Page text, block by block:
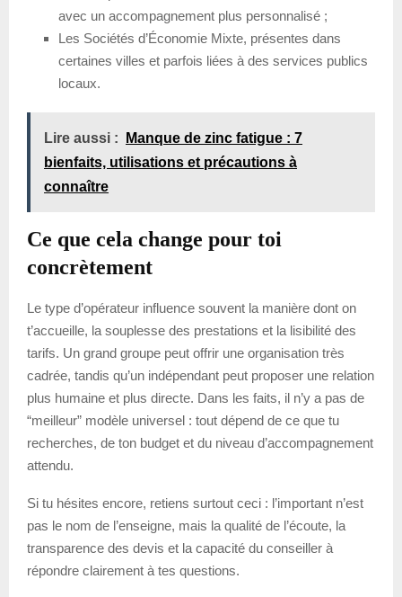
avec un accompagnement plus personnalisé ;
Les Sociétés d’Économie Mixte, présentes dans
certaines villes et parfois liées à des services publics
locaux.
Lire aussi :
Manque de zinc fatigue : 7
bienfaits, utilisations et précautions à
connaître
Ce que cela change pour toi
concrètement
Le type d’opérateur influence souvent la manière dont on
t’accueille, la souplesse des prestations et la lisibilité des
tarifs. Un grand groupe peut offrir une organisation très
cadrée, tandis qu’un indépendant peut proposer une relation
plus humaine et plus directe. Dans les faits, il n’y a pas de
“meilleur” modèle universel : tout dépend de ce que tu
recherches, de ton budget et du niveau d’accompagnement
attendu.
Si tu hésites encore, retiens surtout ceci : l’important n’est
pas le nom de l’enseigne, mais la qualité de l’écoute, la
transparence des devis et la capacité du conseiller à
répondre clairement à tes questions.